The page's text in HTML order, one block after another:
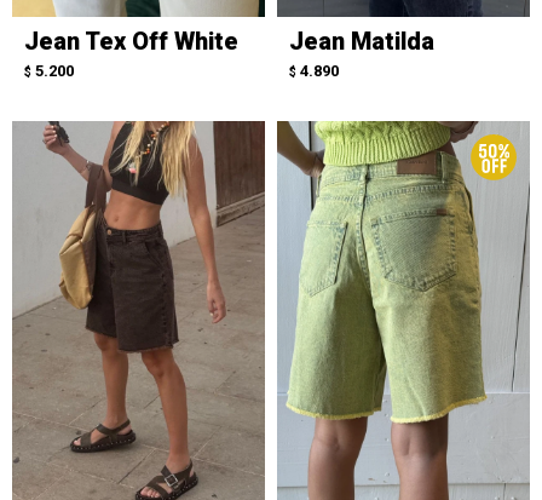
Jean Tex Off White
$ 5.200
Jean Matilda
$ 4.890